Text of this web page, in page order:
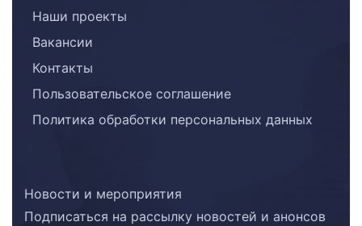
Наши проекты
Вакансии
Контакты
Пользовательское соглашение
Политика обработки персональных данных
Новости и мероприятия
Подписаться на рассылку новостей и анонсов